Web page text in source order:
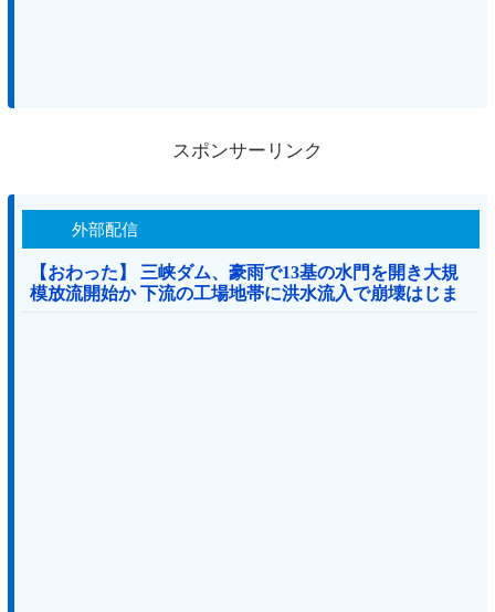
スポンサーリンク
外部配信
【おわった】 三峡ダム、豪雨で13基の水門を開き大規
模放流開始か 下流の工場地帯に洪水流入で崩壊はじま
る